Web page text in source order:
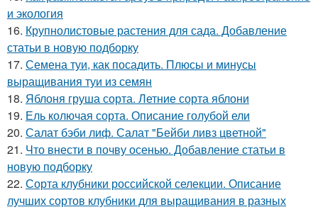
и экология
16. Крупнолистовые растения для сада. Добавление
статьи в новую подборку
17. Семена туи, как посадить. Плюсы и минусы
выращивания туи из семян
18. Яблоня груша сорта. Летние сорта яблони
19. Ель колючая сорта. Описание голубой ели
20. Салат бэби лиф. Салат "Бейби ливз цветной"
21. Что внести в почву осенью. Добавление статьи в
новую подборку
22. Сорта клубники российской селекции. Описание
лучших сортов клубники для выращивания в разных